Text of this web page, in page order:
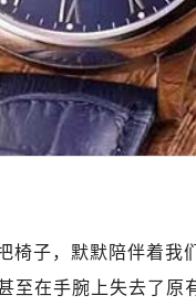
椅子，默默陪伴着我
至在手腕上失去了